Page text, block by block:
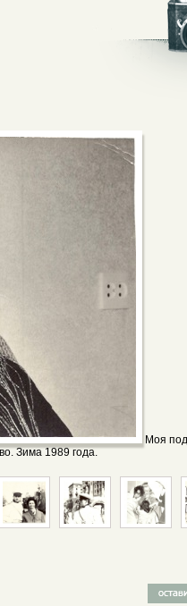
Моя
Зима 1989 года.